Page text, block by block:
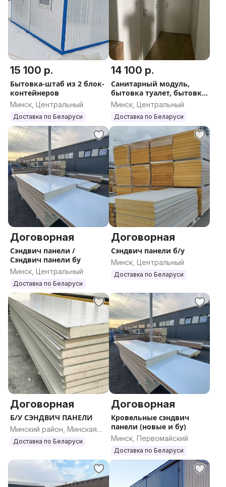
*
Цена указана без НДС
Наш сайт - Бытовка.бел
15 100 р.
Бытовка-штаб из 2 блок-
контейнеров
Минск, Центральный
Доставка по Беларуси
14 100 р.
Санитарный модуль,
бытовка туалет, бытовка
с туалетом,
умывальником и
душевой кабиной
Минск, Центральный
Доставка по Беларуси
Договорная
Сэндвич панели /
Сэндвич панели бу
Минск, Центральный
Доставка по Беларуси
Договорная
Сэндвич панели б/у
Минск, Центральный
Доставка по Беларуси
Договорная
Б/У СЭНДВИЧ ПАНЕЛИ
Минский район, Минская
область
Доставка по Беларуси
Договорная
Кровельные сэндвич
панели (новые и бу)
Минск, Первомайский
Доставка по Беларуси